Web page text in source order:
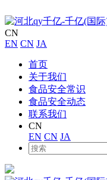
CN
EN CN JA
首页
关于我们
食品安全常识
食品安全动态
联系我们
CN
EN CN JA